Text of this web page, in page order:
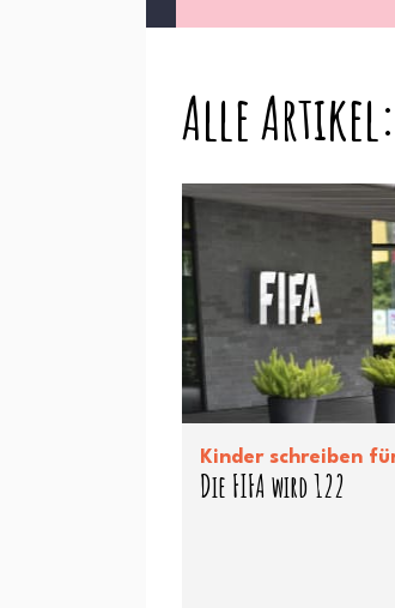
Alle
Kinder schreiben
Die FIFA wird 122